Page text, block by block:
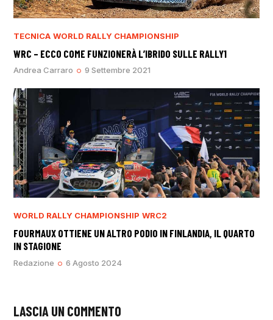
TECNICA WORLD RALLY CHAMPIONSHIP
WRC – ECCO COME FUNZIONERÀ L’IBRIDO SULLE RALLY1
Andrea Carraro 9 Settembre 2021
WORLD RALLY CHAMPIONSHIP WRC2
FOURMAUX OTTIENE UN ALTRO PODIO IN FINLANDIA, IL QUARTO
IN STAGIONE
Redazione 6 Agosto 2024
LASCIA UN COMMENTO